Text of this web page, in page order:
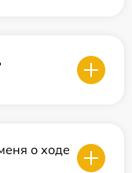
о ходе